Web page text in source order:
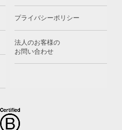
プライバシーポリシー
法人のお客様の
お問い合わせ